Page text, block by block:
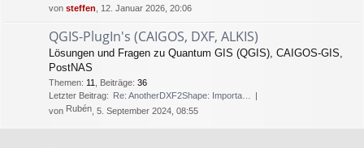
von steffen , 12. Januar 2026, 20:06
QGIS-PlugIn's (CAIGOS, DXF, ALKIS)
Lösungen und Fragen zu Quantum GIS (QGIS), CAIGOS-GIS,
PostNAS
Themen: 11 Beiträge: 36
Letzter Beitrag: Re: AnotherDXF2Shape: Importa…
von Rubén , 5. September 2024, 08:55